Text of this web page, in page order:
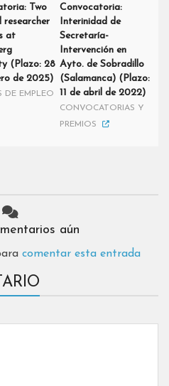
Two
at
(Plazo: 28
de 2025)
DE EMPLEO
Convocatoria:
Interinidad de
Secretaría-
Intervención en
Ayto. de Sobradillo
(Salamanca) (Plazo:
11 de abril de 2022)
CONVOCATORIAS Y
PREMIOS
aún
comentar esta entrada